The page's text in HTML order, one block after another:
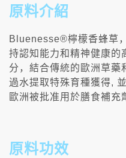
原料介紹
Bluenesse®檸檬香蜂草
持認知能力和精神健康的
分，結合傳統的歐洲草藥
過水提取特殊育種獲得,
歐洲被批准用於膳食補充
原料功效